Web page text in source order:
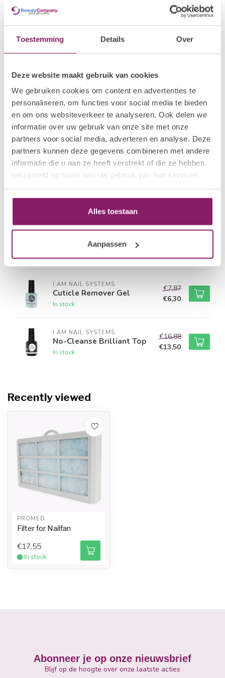
Toestemming Details Over
Deze website maakt gebruik van cookies
We gebruiken cookies om content en advertenties te
personaliseren, om functies voor social media te bieden
en om ons websiteverkeer te analyseren. Ook delen we
informatie over uw gebruik van onze site met onze
partners voor social media, adverteren en analyse. Deze
partners kunnen deze gegevens combineren met andere
informatie die u aan ze heeft verstrekt of die ze hebben
verzameld op basis van uw gebruik van hun services.
Alles toestaan
Aanpassen
cs@wwbdgroup.com
+31 (0)40 254 75 11
Related products
BEAUTY COMPANY
Tungsten Bit - Rounded
Corn - Clean
In stock
€12,04
€7,26
BEAUTY COMPANY
Stainless Steel Bit -
In stock
I.AM NAIL SYSTEMS
Cuticle Remover Gel
In stock
€7,87
€6,30
I.AM NAIL SYSTEMS
No-Cleanse Brilliant Top
In stock
€16,88
€13,50
Recently viewed
PROMED
Filter for Nailfan
€17,55
In stock
Abonneer je op onze nieuwsbrief
Blijf op de hoogte over onze laatste acties